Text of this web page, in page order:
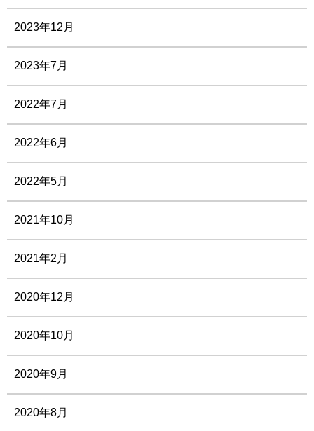
2023年12月
2023年7月
2022年7月
2022年6月
2022年5月
2021年10月
2021年2月
2020年12月
2020年10月
2020年9月
2020年8月